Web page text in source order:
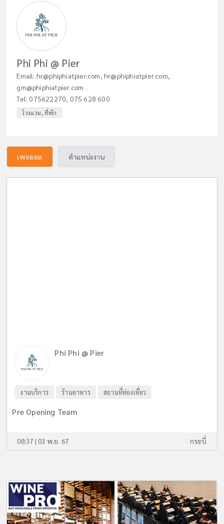
Phi Phi @ Pier
Email: hr@phiphiatpier.com,hr@phiphiatpier.com,
gm@phiphiatpier.com
Tel:075622270, 075 628 600
โรงแรม, ที่พัก
เพจออล ตำแหน่งงาน
Phi Phi @ Pier
งานบริการ ร้านอาหาร สถานที่ท่องเที่ยว
Pre Opening Team
08:37 | 03 พ.ย. 67 กระบี่